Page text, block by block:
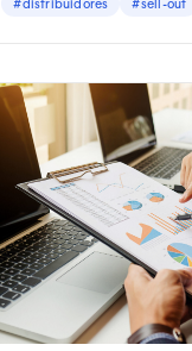
#distribuidores #sell-out